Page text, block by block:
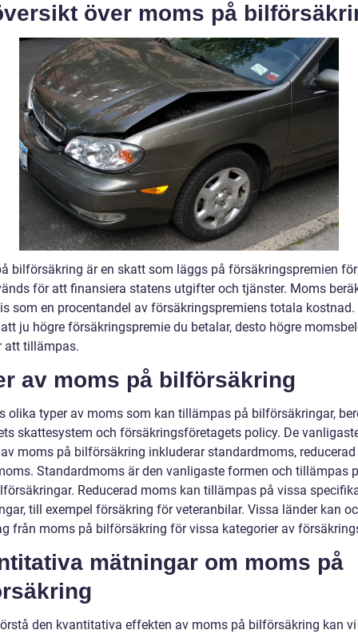
över moms på
bilförsäkring är en skatt som läggs på försäkringspremien
för att finansiera statens utgifter och tjänster. Moms
som en procentandel av försäkringspremiens totala kostnad.
ju högre försäkringspremie du betalar, desto högre
att tillämpas.
av moms på bilförsäkring
olika typer av moms som kan tillämpas på bilförsäkringar,
skattesystem och försäkringsföretagets policy. De
moms på bilförsäkring inkluderar standardmoms,
Standardmoms är den vanligaste formen och tillämpas
Reducerad moms kan tillämpas på vissa
till exempel försäkring för veteranbilar. Vissa länder kan
från moms på bilförsäkring för vissa kategorier av
mätningar om moms på
den kvantitativa effekten av moms på bilförsäkring kan vi